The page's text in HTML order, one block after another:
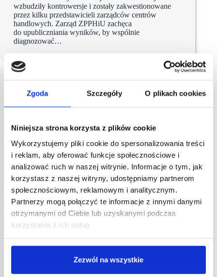
Zgoda Szczegóły O plikach cookies
Niniejsza strona korzysta z plików cookie
Wykorzystujemy pliki cookie do spersonalizowania treści
i reklam, aby oferować funkcje społecznościowe i
analizować ruch w naszej witrynie. Informacje o tym, jak
korzystasz z naszej witryny, udostępniamy partnerom
społecznościowym, reklamowym i analitycznym.
Partnerzy mogą połączyć te informacje z innymi danymi
otrzymanymi od Ciebie lub uzyskanymi podczas
korzystania z ich usług.
Zezwól na wszystkie
wzbudziły kontrowersje i zostały zakwestionowane
przez kilku przedstawicieli zarządców centrów
handlowych. Zarząd ZPPHiU zachęca
do upubliczniania wyników, by wspólnie
diagnozować…